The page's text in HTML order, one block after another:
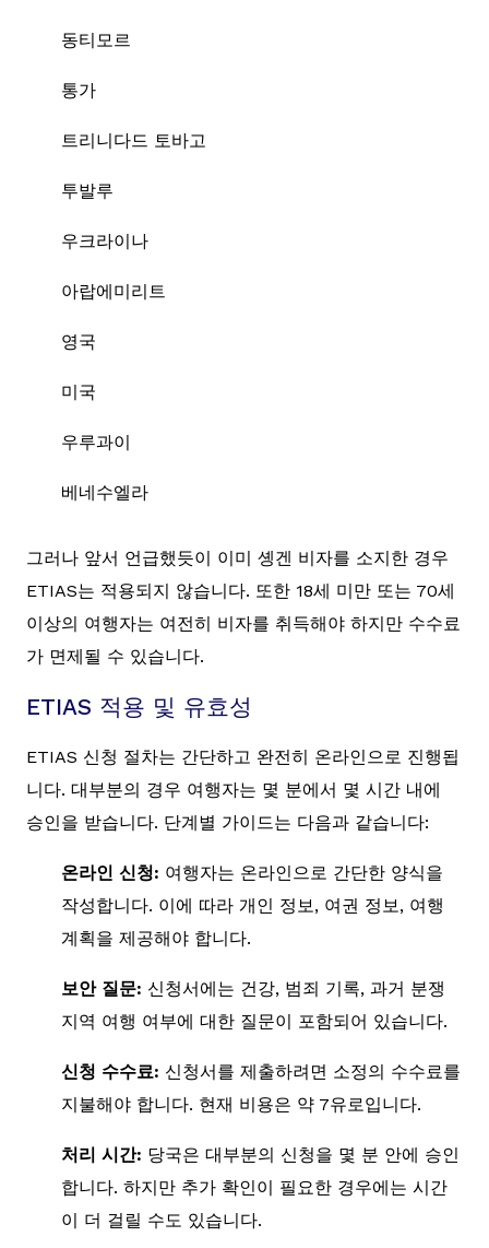
동티모르
통가
트리니다드 토바고
투발루
우크라이나
아랍에미리트
영국
미국
우루과이
베네수엘라
그러나 앞서 언급했듯이 이미 솅겐 비자를 소지한 경우
ETIAS는 적용되지 않습니다. 또한 18세 미만 또는 70세
이상의 여행자는 여전히 비자를 취득해야 하지만 수수료
가 면제될 수 있습니다.
ETIAS 적용 및 유효성
ETIAS 신청 절차는 간단하고 완전히 온라인으로 진행됩
니다. 대부분의 경우 여행자는 몇 분에서 몇 시간 내에
승인을 받습니다. 단계별 가이드는 다음과 같습니다:
온라인 신청: 여행자는 온라인으로 간단한 양식을
작성합니다. 이에 따라 개인 정보, 여권 정보, 여행
계획을 제공해야 합니다.
보안 질문: 신청서에는 건강, 범죄 기록, 과거 분쟁
지역 여행 여부에 대한 질문이 포함되어 있습니다.
신청 수수료: 신청서를 제출하려면 소정의 수수료를
지불해야 합니다. 현재 비용은 약 7유로입니다.
처리 시간: 당국은 대부분의 신청을 몇 분 안에 승인
합니다. 하지만 추가 확인이 필요한 경우에는 시간
이 더 걸릴 수도 있습니다.